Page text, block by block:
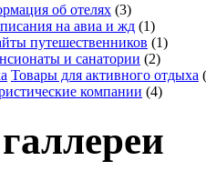
об отелях (3)
на авиа и жд (1)
путешественников (1)
и санатории (2)
Товары для активного отдыха
компании (4)